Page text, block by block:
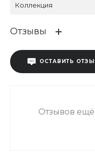
Коллекция
Отзывы
ОСТАВИТЬ
Отзывов ещё